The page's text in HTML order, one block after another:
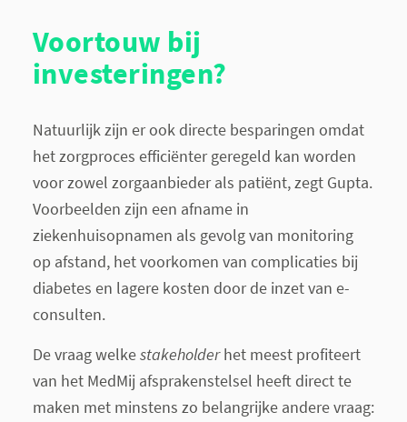
Voortouw bij
investeringen?
Natuurlijk zijn er ook directe besparingen omdat
het zorgproces efficiënter geregeld kan worden
voor zowel zorgaanbieder als patiënt, zegt Gupta.
Voorbeelden zijn een afname in
ziekenhuisopnamen als gevolg van monitoring
op afstand, het voorkomen van complicaties bij
diabetes en lagere kosten door de inzet van e-
consulten.
De vraag welkestakeholderhet meest profiteert
van het MedMij afsprakenstelsel heeft direct te
maken met minstens zo belangrijke andere vraag: